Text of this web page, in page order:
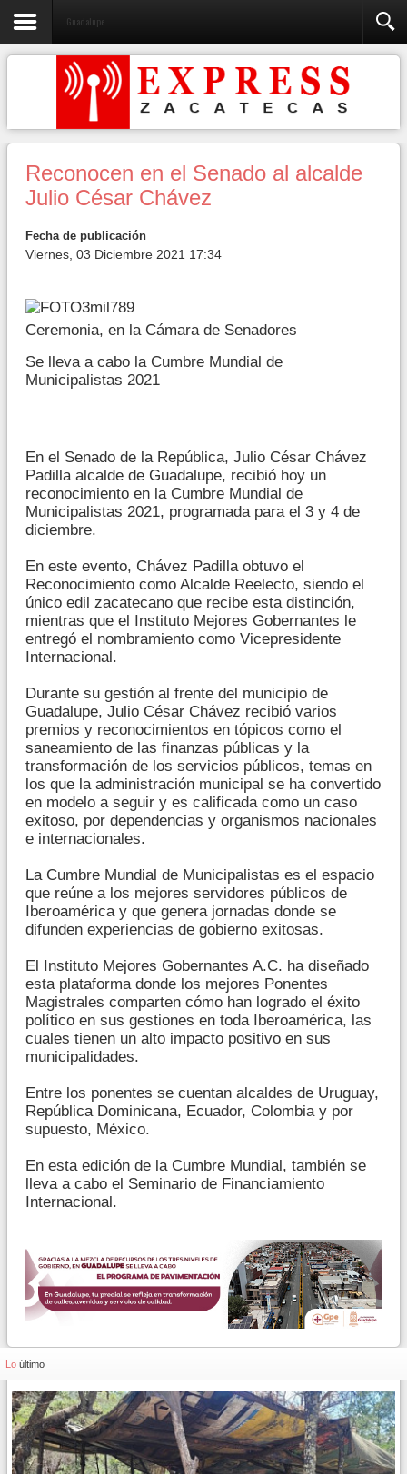
Guadalupe
Reconocen en el Senado al alcalde
Julio César Chávez
Fecha de publicación
Viernes, 03 Diciembre 2021 17:34
Ceremonia, en la Cámara de Senadores
Se lleva a cabo la Cumbre Mundial de
Municipalistas 2021
En el Senado de la República, Julio César Chávez
Padilla alcalde de Guadalupe, recibió hoy un
reconocimiento en la Cumbre Mundial de
Municipalistas 2021, programada para el 3 y 4 de
diciembre.
En este evento, Chávez Padilla obtuvo el
Reconocimiento como Alcalde Reelecto, siendo el
único edil zacatecano que recibe esta distinción,
mientras que el Instituto Mejores Gobernantes le
entregó el nombramiento como Vicepresidente
Internacional.
Durante su gestión al frente del municipio de
Guadalupe, Julio César Chávez recibió varios
premios y reconocimientos en tópicos como el
saneamiento de las finanzas públicas y la
transformación de los servicios públicos, temas en
los que la administración municipal se ha convertido
en modelo a seguir y es calificada como un caso
exitoso, por dependencias y organismos nacionales
e internacionales.
La Cumbre Mundial de Municipalistas es el espacio
que reúne a los mejores servidores públicos de
Iberoamérica y que genera jornadas donde se
difunden experiencias de gobierno exitosas.
El Instituto Mejores Gobernantes A.C. ha diseñado
esta plataforma donde los mejores Ponentes
Magistrales comparten cómo han logrado el éxito
político en sus gestiones en toda Iberoamérica, las
cuales tienen un alto impacto positivo en sus
municipalidades.
Entre los ponentes se cuentan alcaldes de Uruguay,
República Dominicana, Ecuador, Colombia y por
supuesto, México.
En esta edición de la Cumbre Mundial, también se
lleva a cabo el Seminario de Financiamiento
Internacional.
Lo último